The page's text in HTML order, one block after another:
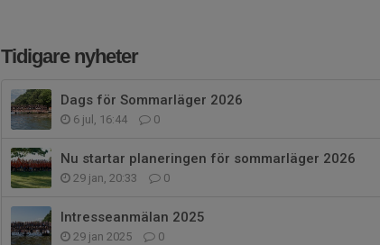
Tidigare nyheter
Dags för Sommarläger 2026
6 jul, 16:44 0
Nu startar planeringen för sommarläger 2026
29 jan, 20:33 0
Intresseanmälan 2025
29 jan 2025 0